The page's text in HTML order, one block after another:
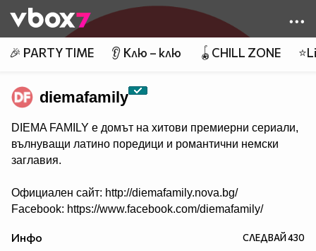
👾
🎉 PARTY TIME 👂 Клю – клю 🪀CHILL ZONE
diemafamily
DIEMA FAMILY e домът на хитови премиерни сериали,
вълнуващи латино поредици и романтични немски
заглавия.
Официален сайт: http://diemafamily.nova.bg/
Facebook: https://www.facebook.com/diemafamily/
Инфо СЛЕДВАЙ430